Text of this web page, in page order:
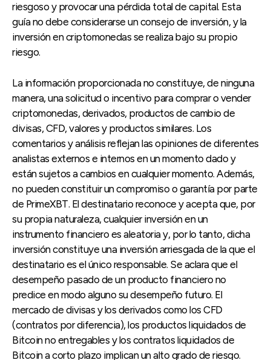
riesgoso y provocar una pérdida total de capital. Esta
guía no debe considerarse un consejo de inversión, y la
inversión en criptomonedas se realiza bajo su propio
riesgo.
La información proporcionada no constituye, de ninguna
manera, una solicitud o incentivo para comprar o vender
criptomonedas, derivados, productos de cambio de
divisas, CFD, valores y productos similares. Los
comentarios y análisis reflejan las opiniones de diferentes
analistas externos e internos en un momento dado y
están sujetos a cambios en cualquier momento. Además,
no pueden constituir un compromiso o garantía por parte
de PrimeXBT. El destinatario reconoce y acepta que, por
su propia naturaleza, cualquier inversión en un
instrumento financiero es aleatoria y, por lo tanto, dicha
inversión constituye una inversión arriesgada de la que el
destinatario es el único responsable. Se aclara que el
desempeño pasado de un producto financiero no
predice en modo alguno su desempeño futuro. El
mercado de divisas y los derivados como los CFD
(contratos por diferencia), los productos liquidados de
Bitcoin no entregables y los contratos liquidados de
Bitcoin a corto plazo implican un alto grado de riesgo.